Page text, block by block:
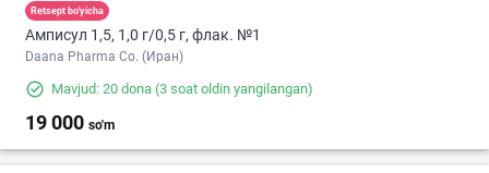
Retsept bo'yicha
Амписул 1,5, 1,0 г/0,5 г, флак. №1
Daana Pharma Co. (Иран)
Mavjud: 20 dona (3 soat oldin yangilangan)
19 000 so'm